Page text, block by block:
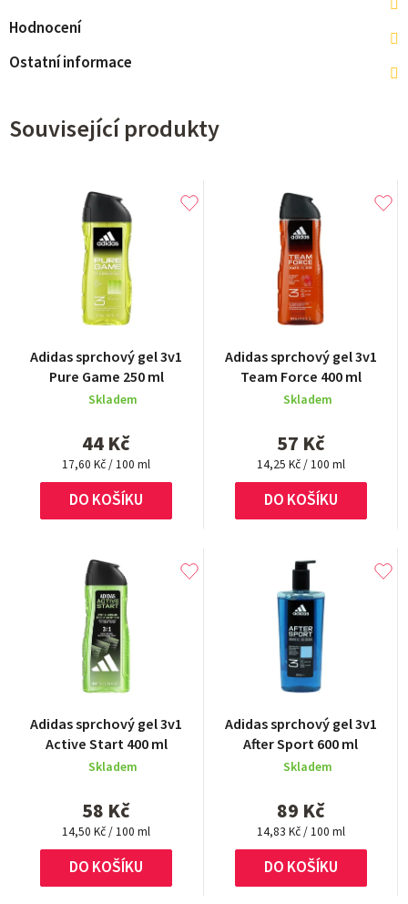
Hodnocení
Ostatní informace
Související produkty
Adidas sprchový gel 3v1
Pure Game 250 ml
Skladem
44 Kč
Měrná
cena:
17,60 Kč / 100 ml
DO KOŠÍKU
Adidas sprchový gel 3v1
Team Force 400 ml
Skladem
57 Kč
Měrná
cena:
14,25 Kč / 100 ml
DO KOŠÍKU
Adidas sprchový gel 3v1
Active Start 400 ml
hodnocení
produktu
je
z
5
hvězdiček.
Skladem
58 Kč
Měrná
cena:
14,50 Kč / 100 ml
DO KOŠÍKU
Adidas sprchový gel 3v1
After Sport 600 ml
Skladem
89 Kč
Měrná
cena:
14,83 Kč / 100 ml
DO KOŠÍKU